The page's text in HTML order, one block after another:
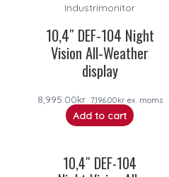
Industrimonitor
10,4″ DEF-104 Night
Vision All-Weather
display
8,995.00kr 7,196.00krex. moms
Add to cart
10,4″ DEF-104